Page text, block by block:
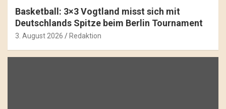
Basketball: 3×3 Vogtland misst sich mit
Deutschlands Spitze beim Berlin Tournament
3. August 2026 Redaktion